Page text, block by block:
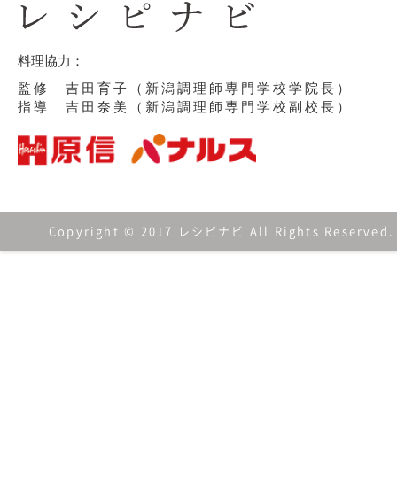
料理協力：
監修 吉田育子（新潟調理師専門学校学院長）
指導 吉田奈美（新潟調理師専門学校副校長）
Copyright © 2017 レシピナビ All Rights Reserved.